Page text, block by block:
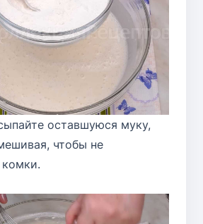
оставшуюся муку,
чтобы не
комки.